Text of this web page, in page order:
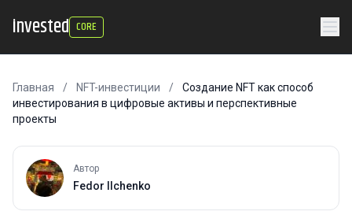
invested CORE
Главная / NFT-инвестиции /
Создание NFT как способ
инвестирования в цифровые активы и перспективные
проекты
Автор
Fedor Ilchenko